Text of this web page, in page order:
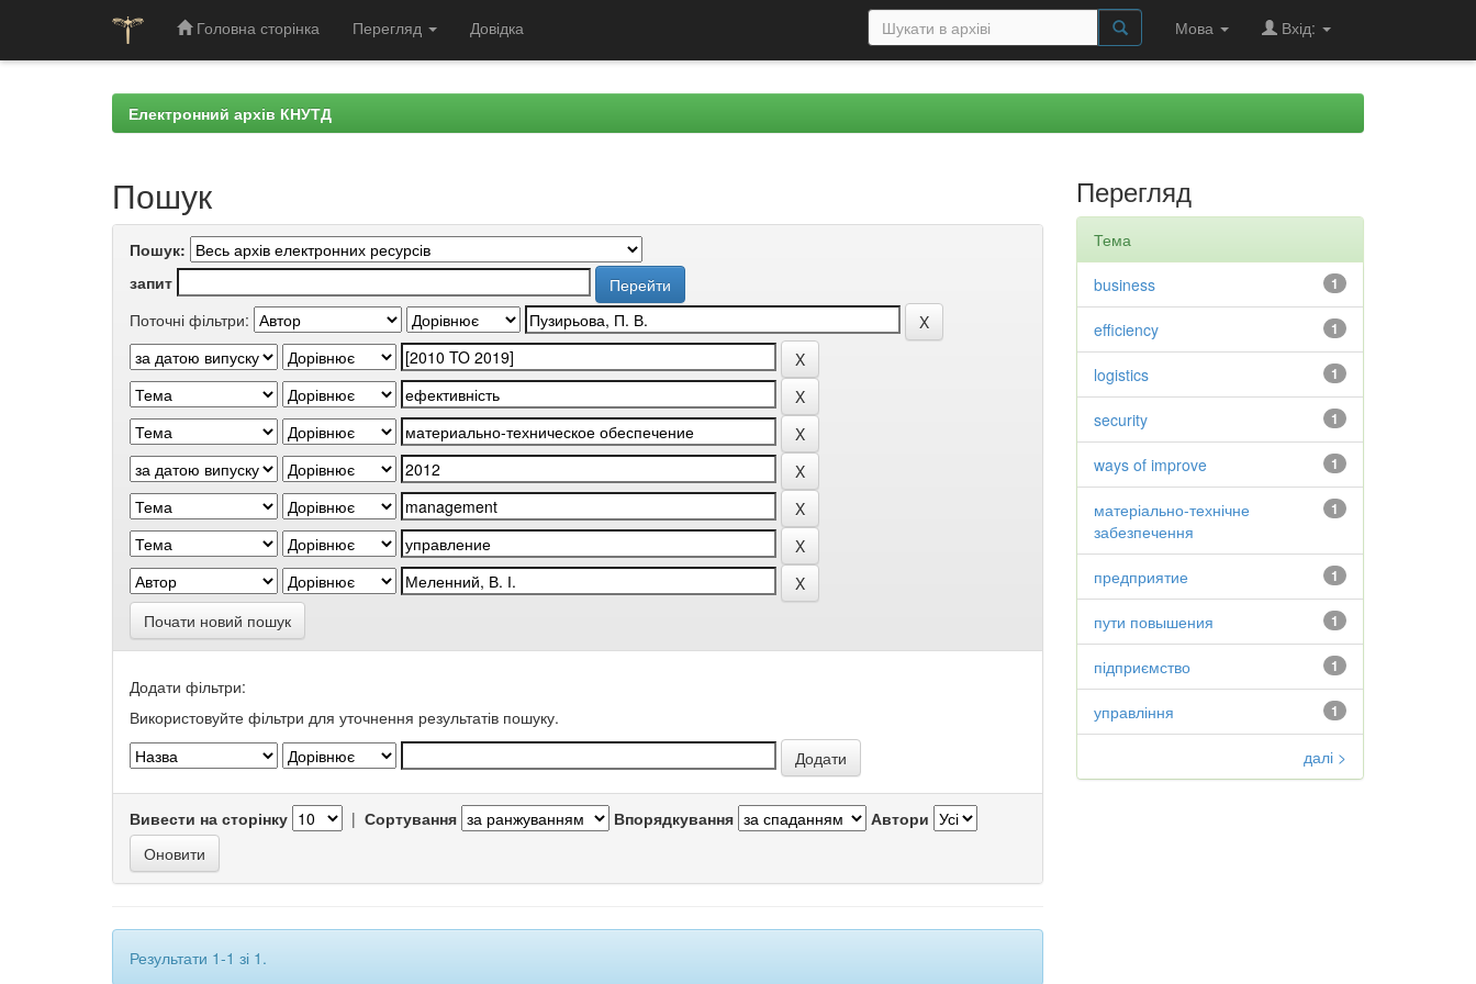
Головна сторінка Перегляд Довідка Мова Вхід:
Електронний архів КНУТД
Пошук
Пошук:
запит
Поточні фільтри:
Почати новий пошук
Додати фільтри:
Використовуйте фільтри для уточнення результатів пошуку.
Вивести на сторінку | Сортування Впорядкування Автори
Результати 1-1 зі 1.
Перегляд
Тема
1
business
1
efficiency
1
logistics
1
security
1
ways of improve
1
матеріально-технічне
забезпечення
1
предприятие
1
пути повышения
1
підприємство
1
управління
далі >